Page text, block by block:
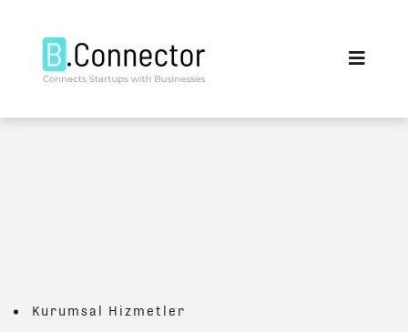
Kurumsal Hizmetler